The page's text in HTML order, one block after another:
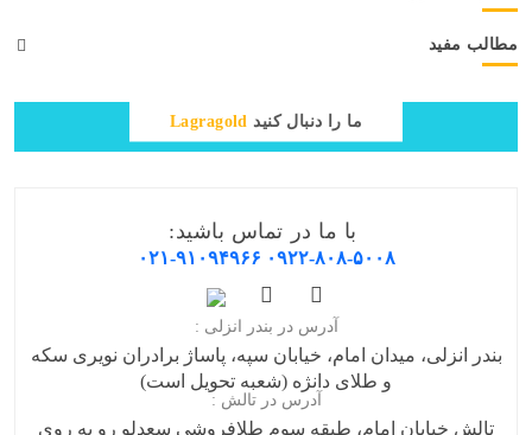
مطالب مفید
ما را دنبال کنید Lagragold
با ما در تماس باشید:
۰۹۲۲-۸۰۸-۵۰۰۸ ۰۲۱-۹۱۰۹۴۹۶۶
آدرس در بندر انزلی :
بندر انزلی، میدان امام، خیابان سپه، پاساژ برادران نویری سکه
و طلای دانژه (شعبه تحویل است)
آدرس در تالش :
تالش خیابان امام، طبقه سوم طلافروشی سعدلو رو به روی